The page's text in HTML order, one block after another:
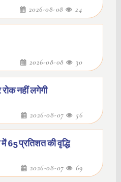
2026-08-08 24
2026-08-08 30
नहीं लगेगी
2026-08-07 56
65 प्रतिशत की वृद्धि
2026-08-07 69